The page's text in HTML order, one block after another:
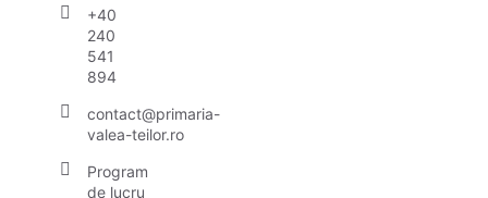
+40
240
541
894
contact@primaria-
valea-teilor.ro
Program
de lucru